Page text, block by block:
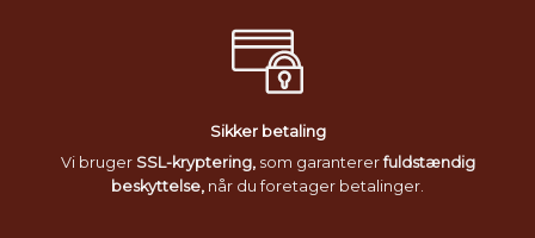
Sikker betaling
Vi bruger SSL-kryptering,som garantererfuldstændig
beskyttelse, når du foretager betalinger.